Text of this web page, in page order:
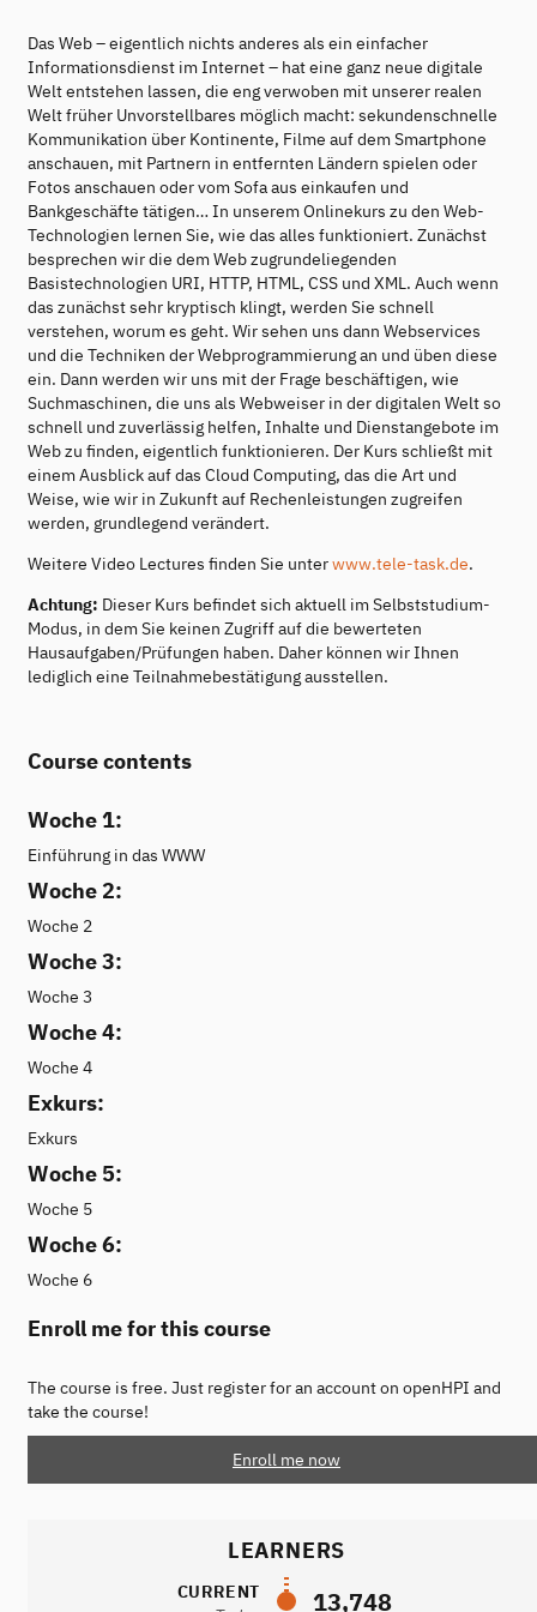
Das Web – eigentlich nichts anderes als ein einfacher
Informationsdienst im Internet – hat eine ganz neue digitale
Welt entstehen lassen, die eng verwoben mit unserer realen
Welt früher Unvorstellbares möglich macht: sekundenschnelle
Kommunikation über Kontinente, Filme auf dem Smartphone
anschauen, mit Partnern in entfernten Ländern spielen oder
Fotos anschauen oder vom Sofa aus einkaufen und
Bankgeschäfte tätigen… In unserem Onlinekurs zu den Web-
Technologien lernen Sie, wie das alles funktioniert. Zunächst
besprechen wir die dem Web zugrundeliegenden
Basistechnologien URI, HTTP, HTML, CSS und XML. Auch wenn
das zunächst sehr kryptisch klingt, werden Sie schnell
verstehen, worum es geht. Wir sehen uns dann Webservices
und die Techniken der Webprogrammierung an und üben diese
ein. Dann werden wir uns mit der Frage beschäftigen, wie
Suchmaschinen, die uns als Webweiser in der digitalen Welt so
schnell und zuverlässig helfen, Inhalte und Dienstangebote im
Web zu finden, eigentlich funktionieren. Der Kurs schließt mit
einem Ausblick auf das Cloud Computing, das die Art und
Weise, wie wir in Zukunft auf Rechenleistungen zugreifen
werden, grundlegend verändert.
Weitere Video Lectures finden Sie unterwww.tele-task.de.
Achtung: Dieser Kurs befindet sich aktuell im Selbststudium-
Modus, in dem Sie keinen Zugriff auf die bewerteten
Hausaufgaben/Prüfungen haben. Daher können wir Ihnen
lediglich eine Teilnahmebestätigung ausstellen.
Course contents
Woche 1:
Einführung in das WWW
Woche 2:
Woche 2
Woche 3:
Woche 3
Woche 4:
Woche 4
Exkurs:
Exkurs
Woche 5:
Woche 5
Woche 6:
Woche 6
Enroll me for this course
The course is free. Just register for an account on openHPI and
take the course!
Enroll me now
LEARNERS
CURRENT
13,748